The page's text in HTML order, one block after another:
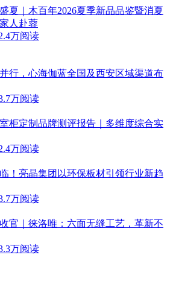
夏｜木百年2026夏季新品品鉴暨消夏
人赴蓉
万阅读
行，心海伽蓝全国及西安区域渠道布
万阅读
柜定制品牌测评报告｜多维度综合实
万阅读
！亮晶集团以环保板材引领行业新趋
万阅读
官｜徕洛唯：六面无缝工艺，革新不
万阅读